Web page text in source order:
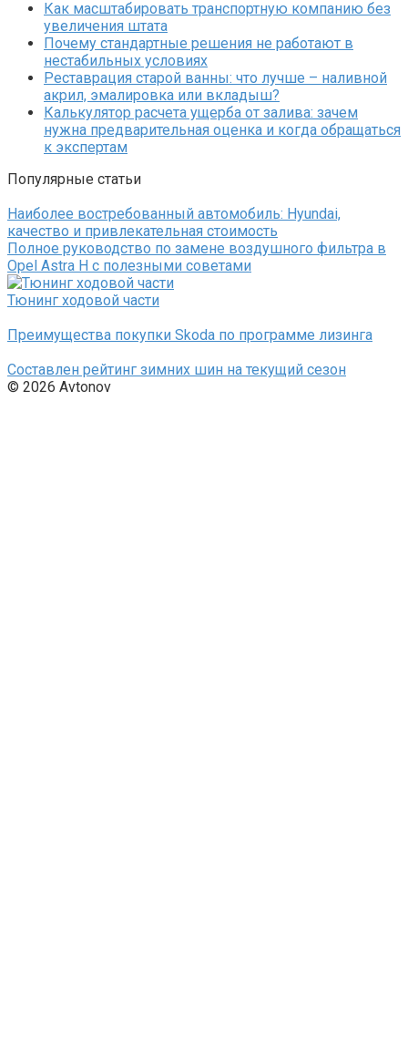
Как масштабировать транспортную компанию без
увеличения штата
Почему стандартные решения не работают в
нестабильных условиях
Реставрация старой ванны: что лучше – наливной
акрил, эмалировка или вкладыш?
Калькулятор расчета ущерба от залива: зачем
нужна предварительная оценка и когда обращаться
к экспертам
Популярные статьи
Наиболее востребованный автомобиль: Hyundai,
качество и привлекательная стоимость
Полное руководство по замене воздушного фильтра в
Opel Astra H с полезными советами
Тюнинг ходовой части
Преимущества покупки Skoda по программе лизинга
Составлен рейтинг зимних шин на текущий сезон
© 2026 Avtonov